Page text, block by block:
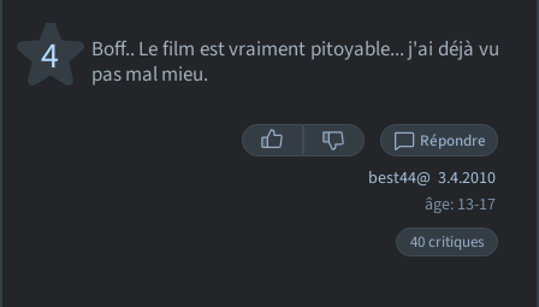
Boff.. Le film est vraiment pitoyable... j'ai déjà vu
pas mal mieu.
4
Répondre
best44@ 3.4.2010
âge: 13-17
40 critiques